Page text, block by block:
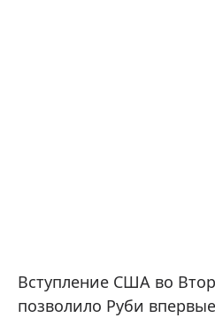
Вступление США во
позволило Руби